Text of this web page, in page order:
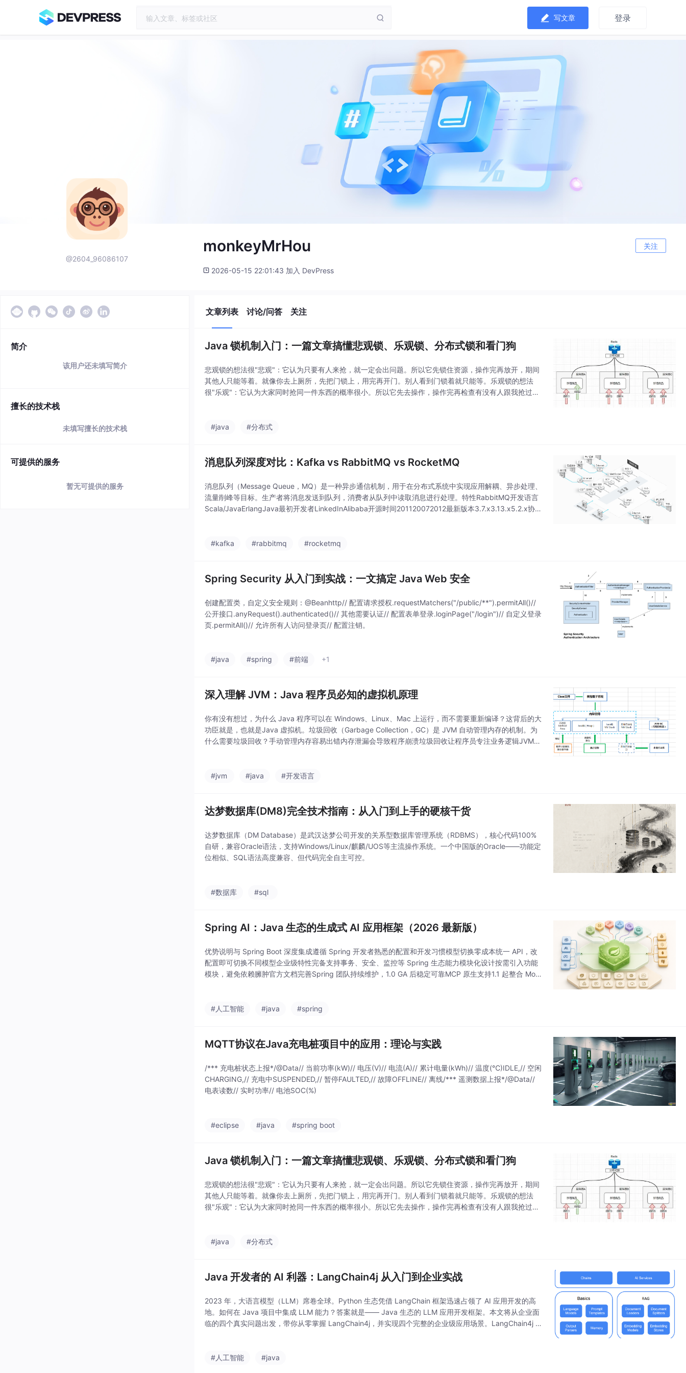
写文章 登录
@2604_96086107
monkeyMrHou 关注
2026-05-15 22:01:43 加入 DevPress
简介
该用户还未填写简介
擅长的技术栈
未填写擅长的技术栈
可提供的服务
暂无可提供的服务
文章列表 讨论/问答 关注
Java 锁机制入门：一篇文章搞懂悲观锁、乐观锁、分布式锁和看门狗
悲观锁的想法很"悲观"：它认为只要有人来抢，就一定会出问题。所以它先锁住资源，操作完再放开，期间
其他人只能等着。就像你去上厕所，先把门锁上，用完再开门。别人看到门锁着就只能等。乐观锁的想法
很"乐观"：它认为大家同时抢同一件东西的概率很小。所以它先去操作，操作完再检查有没有人跟我抢过，
#java
#分布式
消息队列深度对比：Kafka vs RabbitMQ vs RocketMQ
消息队列（Message Queue，MQ）是一种异步通信机制，用于在分布式系统中实现应用解耦、异步处理、
流量削峰等目标。生产者将消息发送到队列，消费者从队列中读取消息进行处理。特性RabbitMQ开发语言
Scala/JavaErlangJava最初开发者LinkedInAlibaba开源时间201120072012最新版本3.7.x3.13.x5.2.x协议
#kafka #rabbitmq #rocketmq
Spring Security 从入门到实战：一文搞定 Java Web 安全
创建配置类，自定义安全规则：@Beanhttp// 配置请求授权.requestMatchers("/public/**").permitAll()//
公开接口.anyRequest().authenticated()// 其他需要认证// 配置表单登录.loginPage("/login")// 自定义登录
页.permitAll()// 允许所有人访问登录页// 配置注销。
#java #spring #前端 +1
深入理解 JVM：Java 程序员必知的虚拟机原理
你有没有想过，为什么 Java 程序可以在 Windows、Linux、Mac 上运行，而不需要重新编译？这背后的大
功臣就是，也就是Java 虚拟机。垃圾回收（Garbage Collection，GC）是 JVM 自动管理内存的机制。为
什么需要垃圾回收？手动管理内存容易出错内存泄漏会导致程序崩溃垃圾回收让程序员专注业务逻辑JVM
#jvm #java #开发语言
达梦数据库(DM8)完全技术指南：从入门到上手的硬核干货
达梦数据库（DM Database）是武汉达梦公司开发的关系型数据库管理系统（RDBMS），核心代码100%
自研，兼容Oracle语法，支持Windows/Linux/麒麟/UOS等主流操作系统。一个中国版的Oracle——功能定
位相似、SQL语法高度兼容、但代码完全自主可控。
#数据库 #sql
Spring AI：Java 生态的生成式 AI 应用框架（2026 最新版）
优势说明与 Spring Boot 深度集成遵循 Spring 开发者熟悉的配置和开发习惯模型切换零成本统一 API，改
配置即可切换不同模型企业级特性完备支持事务、安全、监控等 Spring 生态能力模块化设计按需引入功能
模块，避免依赖臃肿官方文档完善Spring 团队持续维护，1.0 GA 后稳定可靠MCP 原生支持1.1 起整合 Mod
#人工智能 #java #spring
MQTT协议在Java充电桩项目中的应用：理论与实践
​​/*** 充电桩状态上报*/@Data// 当前功率(kW)// 电压(V)// 电流(A)// 累计电量(kWh)// 温度(℃)​IDLE,// 空闲
CHARGING,// 充电中SUSPENDED,// 暂停FAULTED,// 故障OFFLINE// 离线​/*** 遥测数据上报*/@Data//
电表读数// 实时功率// 电池SOC(%)
#eclipse #java #spring boot
Java 锁机制入门：一篇文章搞懂悲观锁、乐观锁、分布式锁和看门狗
悲观锁的想法很"悲观"：它认为只要有人来抢，就一定会出问题。所以它先锁住资源，操作完再放开，期间
其他人只能等着。就像你去上厕所，先把门锁上，用完再开门。别人看到门锁着就只能等。乐观锁的想法
很"乐观"：它认为大家同时抢同一件东西的概率很小。所以它先去操作，操作完再检查有没有人跟我抢过，
#java
#分布式
Java 开发者的 AI 利器：LangChain4j 从入门到企业实战
2023 年，大语言模型（LLM）席卷全球。Python 生态凭借 LangChain 框架迅速占领了 AI 应用开发的高
地。如何在 Java 项目中集成 LLM 能力？答案就是—— Java 生态的 LLM 应用开发框架。本文将从企业面
临的四个真实问题出发，带你从零掌握 LangChain4j，并实现四个完整的企业级应用场景。LangChain4j 是
#人工智能 #java